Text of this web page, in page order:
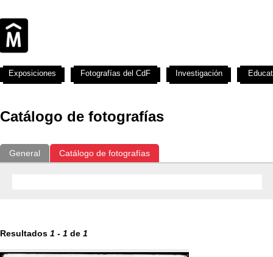
Catálogo de fotografías
General Catálogo de fotografías
Resultados 1 - 1 de 1
Exposiciones Fotografías del CdF Investigación